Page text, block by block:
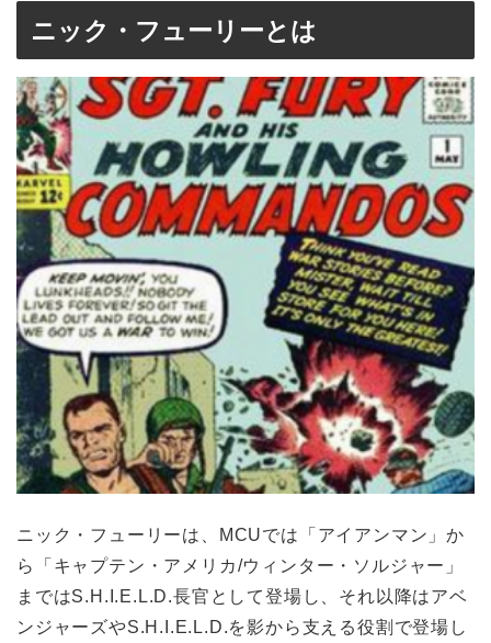
ニック・フューリーとは
ニック・フューリーは、MCUでは「アイアンマン」か
ら「キャプテン・アメリカ/ウィンター・ソルジャー」
まではS.H.I.E.L.D.長官として登場し、それ以降はアベ
ンジャーズやS.H.I.E.L.D.を影から支える役割で登場し